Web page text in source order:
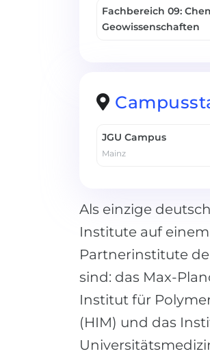
Fachbereich 09:
Geowissenschaften
JGU Campus
Mainz
Als einzige
Institute auf
Partnerinstitute
sind: das Max-
Institut für
(HIM) und das